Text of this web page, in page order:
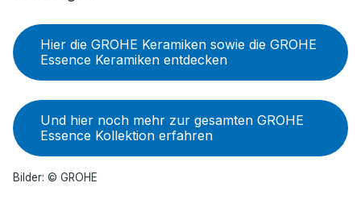
Hier die GROHE Keramiken sowie die GROHE
Essence Keramiken entdecken
Und hier noch mehr zur gesamten GROHE
Essence Kollektion erfahren
Bilder: © GROHE